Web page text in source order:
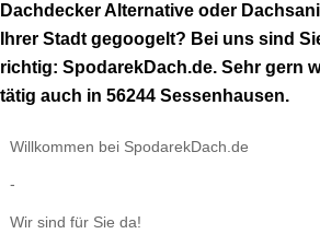
Dachdecker Alternative oder
Ihrer Stadt gegoogelt? Bei uns sind
richtig: SpodarekDach.de. Sehr gern
tätig auch in 56244 Sessenhausen.
Willkommen bei SpodarekDach.de
-
Wir sind für Sie da!